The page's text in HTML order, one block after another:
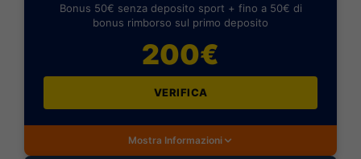
Bonus 50€ senza deposito sport + fino a 50€ di
bonus rimborso sul primo deposito
200€
VERIFICA
Mostra Informazioni